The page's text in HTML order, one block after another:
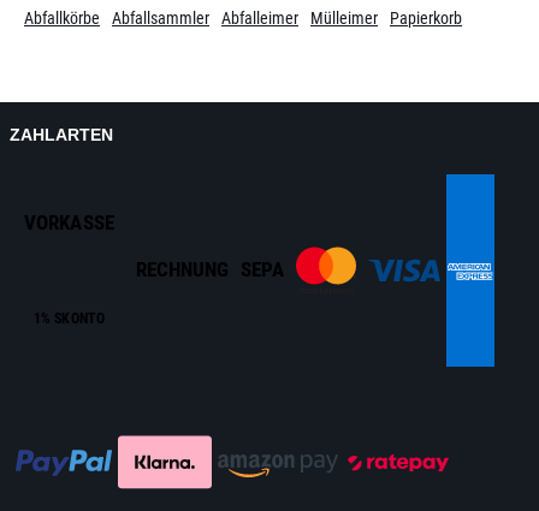
Abfallkörbe
Abfallsammler Abfalleimer Mülleimer Papierkorb
ZAHLARTEN
VORKASSE
1% SKONTO
RECHNUNG SEPA